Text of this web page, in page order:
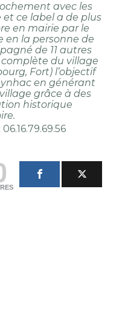
avec les
et ce label a de plus
en mairie par le
en la personne de
de 11 autres
du village
Fort) l’objectif
en générant
grâce à des
historique